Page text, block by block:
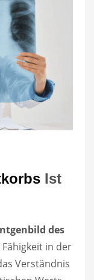
Ist
des
in der
Verständnis